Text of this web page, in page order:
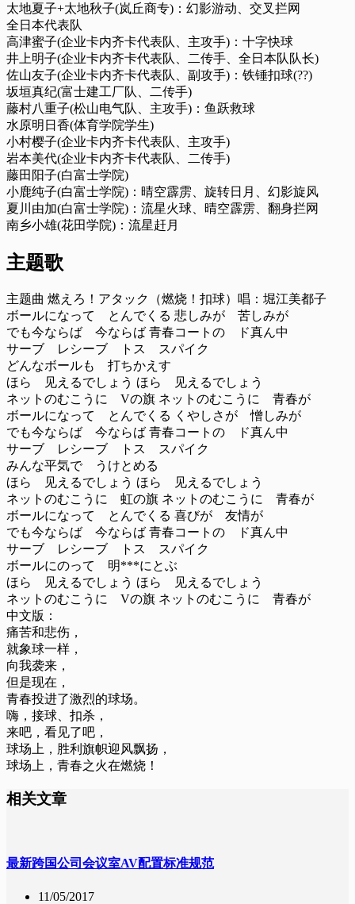
太地夏子+太地秋子(岚丘商专)：幻影游动、交叉拦网
全日本代表队
高津蜜子(企业卡内齐卡代表队、主攻手)：十字快球
井上明子(企业卡内齐卡代表队、二传手、全日本队队长)
佐山友子(企业卡内齐卡代表队、副攻手)：铁锤扣球(??)
坂垣真纪(富士建工厂队、二传手)
藤村八重子(松山电气队、主攻手)：鱼跃救球
水原明日香(体育学院学生)
小村樱子(企业卡内齐卡代表队、主攻手)
岩本美代(企业卡内齐卡代表队、二传手)
藤田阳子(白富士学院)
小鹿纯子(白富士学院)：晴空霹雳、旋转日月、幻影旋风
夏川由加(白富士学院)：流星火球、晴空霹雳、翻身拦网
南乡小雄(花田学院)：流星赶月
主题歌
主题曲 燃えろ！アタック（燃烧！扣球）唱：堀江美都子
ボールになって とんでくる 悲しみが 苦しみが
でも今ならば 今ならば 青春コートの ド真ん中
サーブ レシーブ トス スパイク
どんなボールも 打ちかえす
ほら 见えるでしょう ほら 见えるでしょう
ネットのむこうに Vの旗 ネットのむこうに 青春が
ボールになって とんでくる くやしさが 憎しみが
でも今ならば 今ならば 青春コートの ド真ん中
サーブ レシーブ トス スパイク
みんな平気で うけとめる
ほら 见えるでしょう ほら 见えるでしょう
ネットのむこうに 虹の旗 ネットのむこうに 青春が
ボールになって とんでくる 喜びが 友情が
でも今ならば 今ならば 青春コートの ド真ん中
サーブ レシーブ トス スパイク
ボールにのって 明***にとぶ
ほら 见えるでしょう ほら 见えるでしょう
ネットのむこうに Vの旗 ネットのむこうに 青春が
中文版：
痛苦和悲伤，
就象球一样，
向我袭来，
但是现在，
青春投进了激烈的球场。
嗨，接球、扣杀，
来吧，看见了吧，
球场上，胜利旗帜迎风飘扬，
球场上，青春之火在燃烧！
相关文章
最新跨国公司会议室AV配置标准规范
11/05/2017